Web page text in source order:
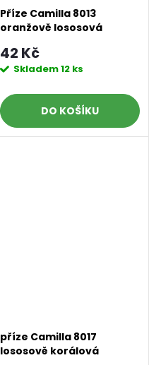
Příze Camilla 8013
oranžově lososová
42 Kč
Skladem12 ks
DO KOŠÍKU
příze Camilla 8017
lososově korálová